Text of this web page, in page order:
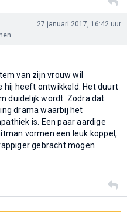
27 januari 2017, 16:42 uur
van zijn vrouw wil
hij heeft ontwikkeld. Het duurt
duidelijk wordt. Zodra dat
drama waarbij het
is. Een paar aardige
vormen een leuk koppel,
gebracht mogen